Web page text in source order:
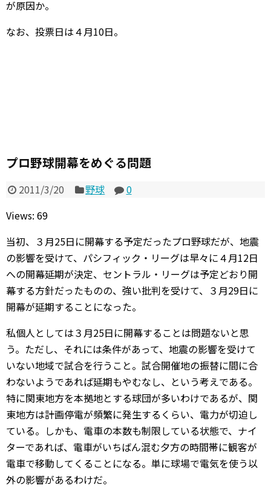
が原因か。
なお、投票日は４月10日。
プロ野球開幕をめぐる問題
2011/3/20 野球
0
Views: 69
当初、３月25日に開幕する予定だったプロ野球だが、地震
の影響を受けて、パシフィック・リーグは早々に４月12日
への開幕延期が決定、セントラル・リーグは予定どおり開
幕する方針だったものの、強い批判を受けて、３月29日に
開幕が延期することになった。
私個人としては３月25日に開幕することは問題ないと思
う。ただし、それには条件があって、地震の影響を受けて
いない地域で試合を行うこと。試合開催地の振替に間に合
わないようであれば延期もやむなし、という考えである。
特に関東地方を本拠地とする球団が多いわけであるが、関
東地方は計画停電が頻繁に発生するくらい、電力が切迫し
ている。しかも、電車の本数も制限している状態で、ナイ
ターであれば、電車がいちばん混む夕方の時間帯に観客が
電車で移動してくることになる。単に球場で電気を使う以
外の影響があるわけだ。